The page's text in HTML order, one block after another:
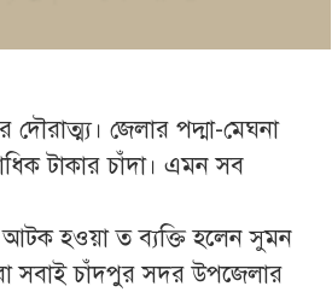
দৌরাত্ম্য। জেলার পদ্মা-মেঘনা
টাকার চাঁদা। এমন সব
আটক হওয়া ত ব্যক্তি হলেন সুমন
সবাই চাঁদপুর সদর উপজেলার